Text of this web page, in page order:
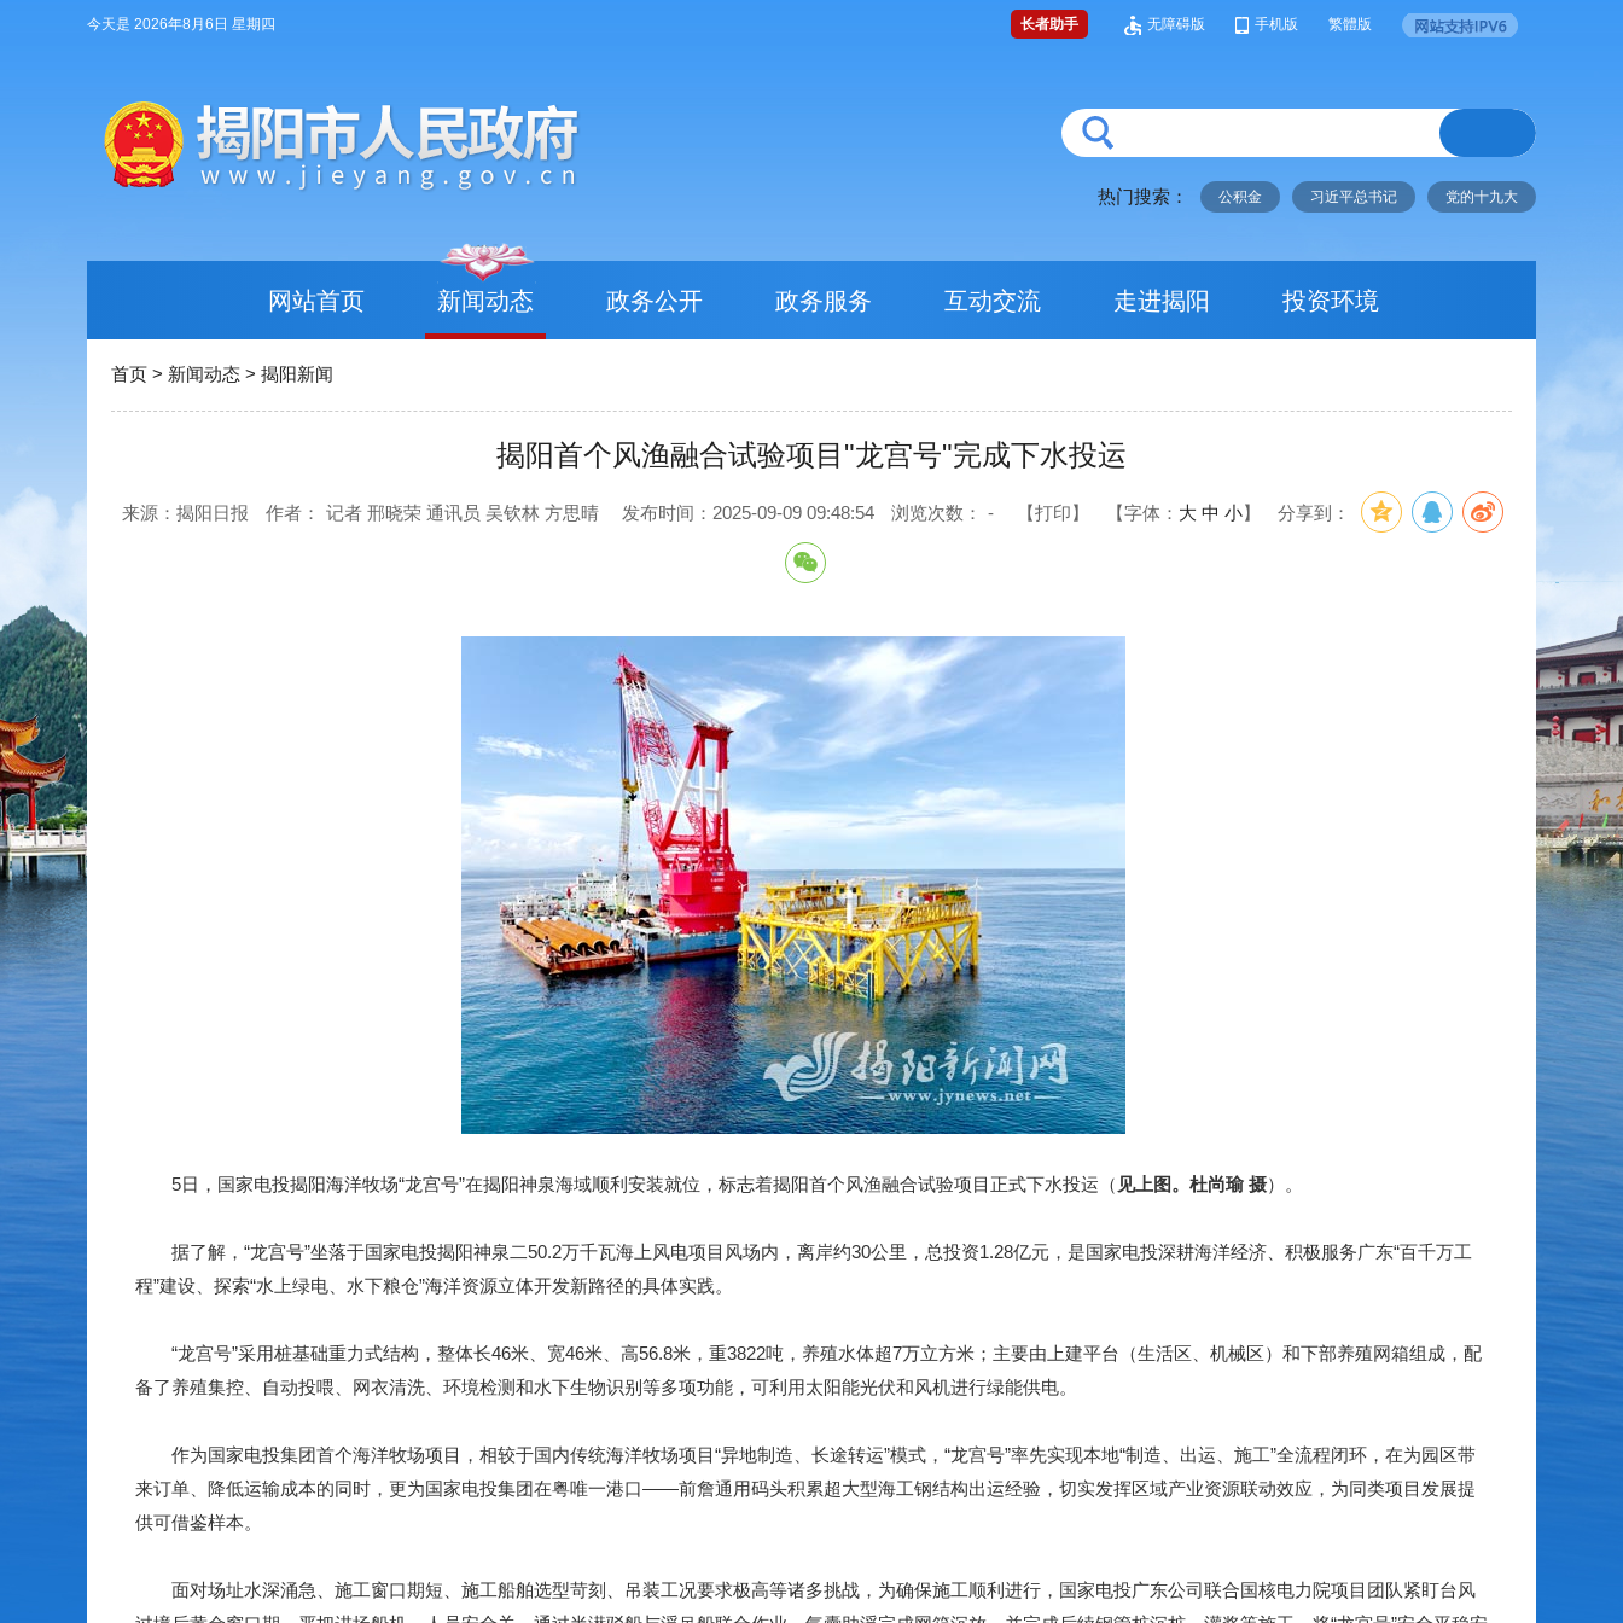
今天是 2026年8月6日 星期四 长者助手 无障碍版 手机版 繁體版
热门搜索： 公积金 习近平总书记 党的十九大
网站首页 新闻动态 政务公开 政务服务 互动交流 走进揭阳 投资环境
首页 > 新闻动态 > 揭阳新闻
揭阳首个风渔融合试验项目"龙宫号"完成下水投运
来源：揭阳日报 作者： 记者 邢晓荣 通讯员 吴钦林 方思晴 发布时间：2025-09-09 09:48:54 浏览次数： - 【打印】 【字体： 大 中 小】 分享到：
5日，国家电投揭阳海洋牧场“龙宫号”在揭阳神泉海域顺利安装就位，标志着揭阳首个风渔融合试验项目正式下水投运（ 见上图。杜尚瑜 摄）。
据了解，“龙宫号”坐落于国家电投揭阳神泉二50.2万千瓦海上风电项目风场内，离岸约30公里，总投资1.28亿元，是国家电投深耕海洋经济、积极服务广东“百千万工
程”建设、探索“水上绿电、水下粮仓”海洋资源立体开发新路径的具体实践。
“龙宫号”采用桩基础重力式结构，整体长46米、宽46米、高56.8米，重3822吨，养殖水体超7万立方米；主要由上建平台（生活区、机械区）和下部养殖网箱组成，配
备了养殖集控、自动投喂、网衣清洗、环境检测和水下生物识别等多项功能，可利用太阳能光伏和风机进行绿能供电。
作为国家电投集团首个海洋牧场项目，相较于国内传统海洋牧场项目“异地制造、长途转运”模式，“龙宫号”率先实现本地“制造、出运、施工”全流程闭环，在为园区带
来订单、降低运输成本的同时，更为国家电投集团在粤唯一港口——前詹通用码头积累超大型海工钢结构出运经验，切实发挥区域产业资源联动效应，为同类项目发展提
供可借鉴样本。
面对场址水深涌急、施工窗口期短、施工船舶选型苛刻、吊装工况要求极高等诸多挑战，为确保施工顺利进行，国家电投广东公司联合国核电力院项目团队紧盯台风